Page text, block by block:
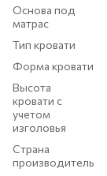
Основа под
матрас
Тип кровати
Форма кровати
Высота
кровати с
учетом
изголовья
Страна
производитель